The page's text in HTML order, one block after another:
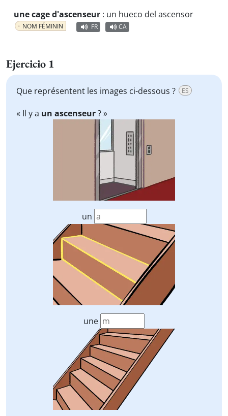
une cage d'ascenseur : un hueco del ascensor
NOM FÉMININ FR CA
Ejercicio 1
Que représentent les images ci-dessous ? ES
« Il y a un ascenseur? »
un
une